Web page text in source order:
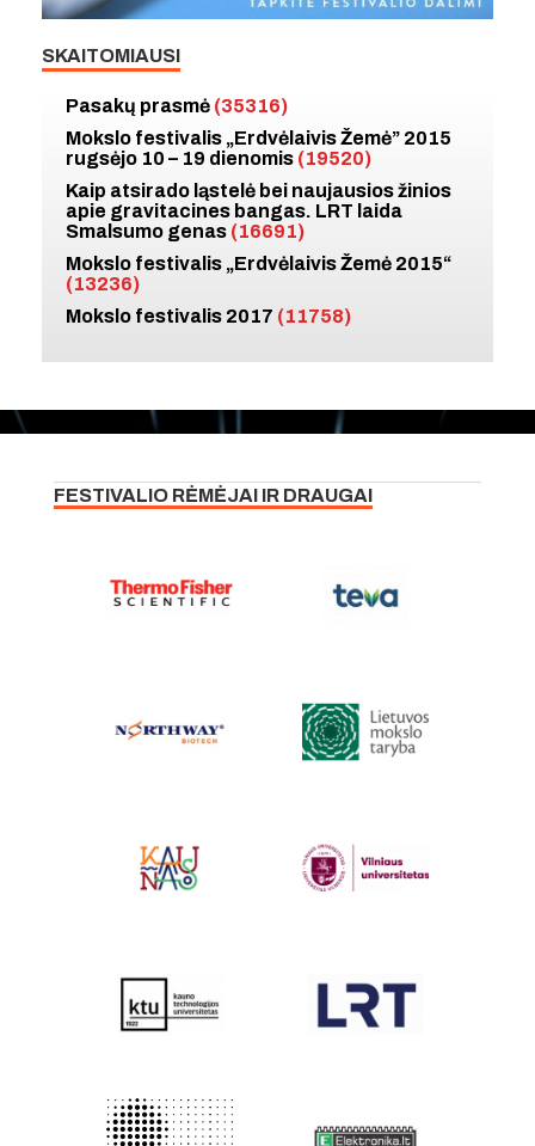
SKAITOMIAUSI
Pasakų prasmė (35316)
Mokslo festivalis „Erdvėlaivis Žemė” 2015
rugsėjo 10 – 19 dienomis (19520)
Kaip atsirado ląstelė bei naujausios žinios
apie gravitacines bangas. LRT laida
Smalsumo genas (16691)
Mokslo festivalis „Erdvėlaivis Žemė 2015“
(13236)
Mokslo festivalis 2017 (11758)
FESTIVALIO RĖMĖJAI IR DRAUGAI